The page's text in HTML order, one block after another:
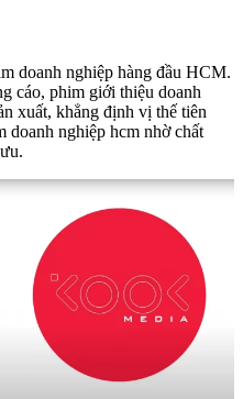
doanh nghiệp hàng đầu HCM.
cáo, phim giới thiệu doanh
xuất, khẳng định vị thế tiên
doanh nghiệp hcm nhờ chất